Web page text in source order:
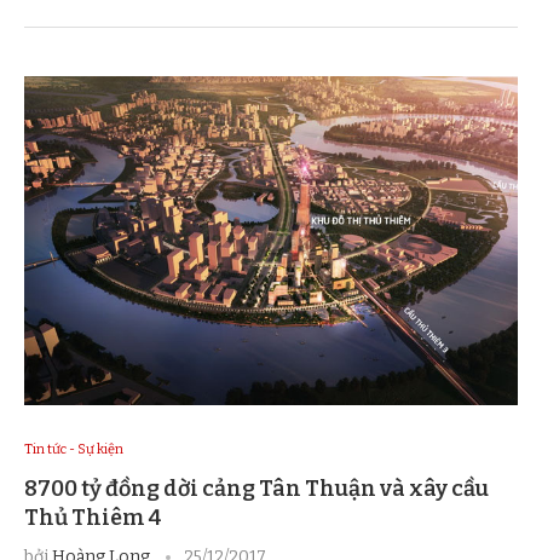
Tin tức - Sự kiện
8700 tỷ đồng dời cảng Tân Thuận và xây cầu
Thủ Thiêm 4